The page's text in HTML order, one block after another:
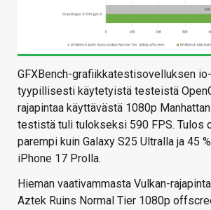
GFXBench-grafiikkatestisovelluksen
tyypillisesti käytetyistä testeistä
rajapintaa käyttävästä 1080p
testistä tuli tulokseksi 590 FPS. Tulos
parempi kuin Galaxy S25 Ultralla ja 45
iPhone 17 Prolla.
Hieman vaativammasta Vulkan-
Aztek Ruins Normal Tier 1080p